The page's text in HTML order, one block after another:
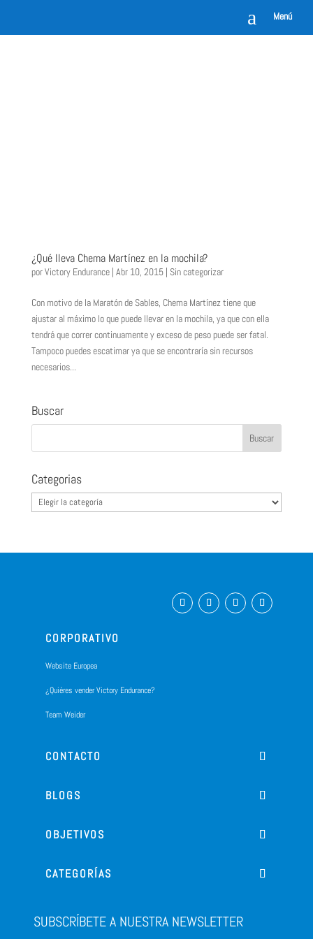
a Menú
¿Qué lleva Chema Martínez en la mochila?
porVictory Endurance| Abr 10, 2015| Sin categorizar
Con motivo de la Maratón de Sables, Chema Martínez tiene que
ajustar al máximo lo que puede llevar en la mochila, ya que con ella
tendrá que correr continuamente y exceso de peso puede ser fatal.
Tampoco puedes escatimar ya que se encontraría sin recursos
necesarios...
Buscar
Categorias
Categorias
CORPORATIVO
Website Europea
¿Quiéres vender Victory Endurance?
Team Weider
CONTACTO
BLOGS
OBJETIVOS
CATEGORÍAS
SUBSCRÍBETE A NUESTRA NEWSLETTER